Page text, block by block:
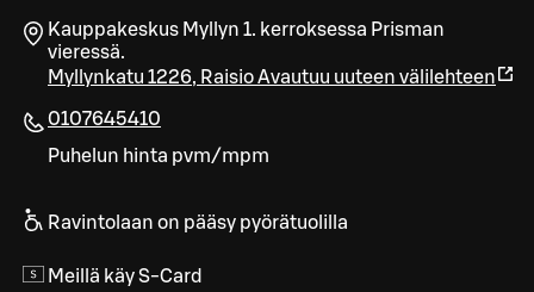
Kauppakeskus Myllyn 1. kerroksessa Prisman
vieressä.
Myllynkatu 1226, RaisioAvautuu uuteen välilehteen
0107645410
Puhelun hinta pvm/mpm
Ravintolaan on pääsy pyörätuolilla
Meillä käy S-Card